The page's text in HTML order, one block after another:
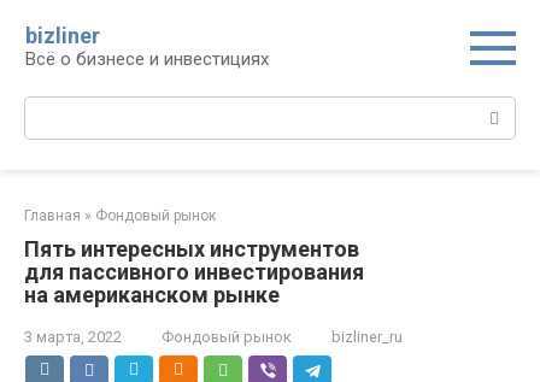
контенту
bizliner
Всё о бизнесе и инвестициях
Поиск:
Главная » Фондовый рынок
Пять интересных инструментов
для пассивного инвестирования
на американском рынке
3 марта, 2022 Фондовый рынок bizliner_ru